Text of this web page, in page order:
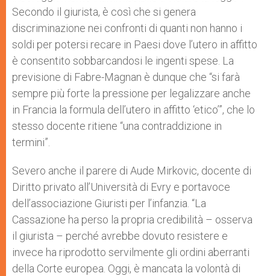
Secondo il giurista, è così che si genera
discriminazione nei confronti di quanti non hanno i
soldi per potersi recare in Paesi dove l’utero in affitto
è consentito sobbarcandosi le ingenti spese. La
previsione di Fabre-Magnan è dunque che “si farà
sempre più forte la pressione per legalizzare anche
in Francia la formula dell’utero in affitto ‘etico’”, che lo
stesso docente ritiene “una contraddizione in
termini”.
Severo anche il parere di Aude Mirkovic, docente di
Diritto privato all’Università di Evry e portavoce
dell’associazione Giuristi per l’infanzia. “La
Cassazione ha perso la propria credibilità – osserva
il giurista – perché avrebbe dovuto resistere e
invece ha riprodotto servilmente gli ordini aberranti
della Corte europea. Oggi, è mancata la volontà di